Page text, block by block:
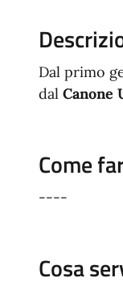
Dal primo
dal Canone
Come
----
Cosa